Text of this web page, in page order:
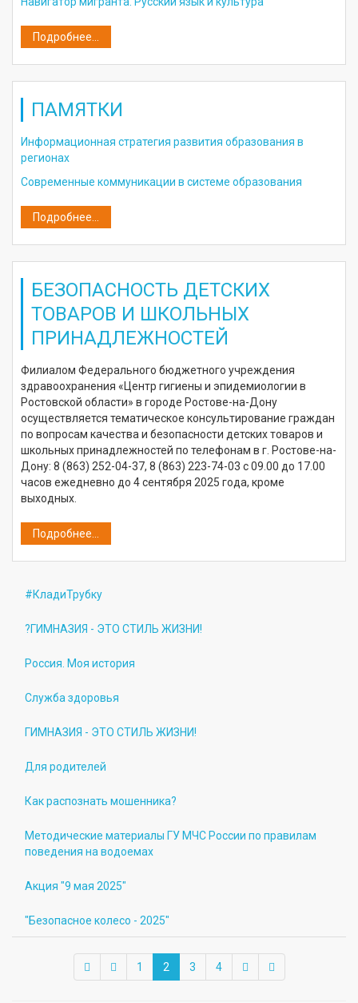
Подробнее...
ПАМЯТКИ
Информационная стратегия развития образования в
регионах
Современные коммуникации в системе образования
Подробнее...
БЕЗОПАСНОСТЬ ДЕТСКИХ
ТОВАРОВ И ШКОЛЬНЫХ
ПРИНАДЛЕЖНОСТЕЙ
Филиалом Федерального бюджетного учреждения
здравоохранения «Центр гигиены и эпидемиологии в
Ростовской области» в городе Ростове-на-Дону
осуществляется тематическое консультирование граждан
по вопросам качества и безопасности детских товаров и
школьных принадлежностей по телефонам в г. Ростове-на-
Дону: 8 (863) 252-04-37, 8 (863) 223-74-03 с 09.00 до 17.00
часов ежедневно до 4 сентября 2025 года, кроме
выходных.
Подробнее...
#КладиТрубку
?ГИМНАЗИЯ - ЭТО СТИЛЬ ЖИЗНИ!
Россия. Моя история
Служба здоровья
ГИМНАЗИЯ - ЭТО СТИЛЬ ЖИЗНИ!
Для родителей
Как распознать мошенника?
Методические материалы ГУ МЧС России по правилам
поведения на водоемах
Акция "9 мая 2025"
"Безопасное колесо - 2025"
1 2 3 4